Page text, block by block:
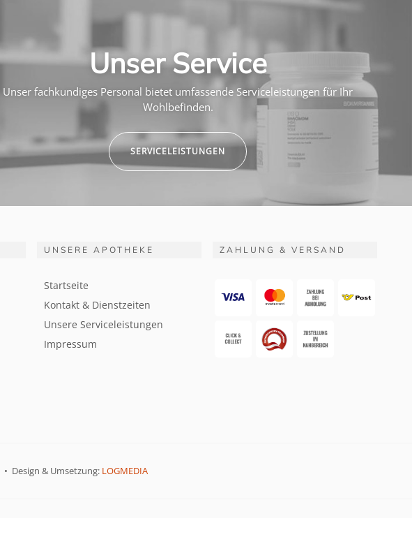
Unser Service
Unser fachkundiges Personal bietet umfassende Serviceleistungen für Ihr
Wohlbefinden.
SERVICELEISTUNGEN
UNSERE APOTHEKE
Startseite
Kontakt & Dienstzeiten
Unsere Serviceleistungen
Impressum
ZAHLUNG & VERSAND
• Design & Umsetzung: LOGMEDIA